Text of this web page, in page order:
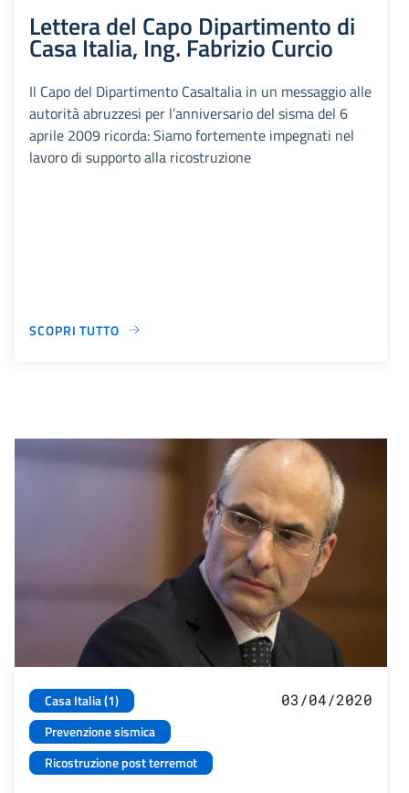
Lettera del Capo Dipartimento di
Casa Italia, Ing. Fabrizio Curcio
Il Capo del Dipartimento CasaItalia in un messaggio alle
autorità abruzzesi per l’anniversario del sisma del 6
aprile 2009 ricorda: Siamo fortemente impegnati nel
lavoro di supporto alla ricostruzione
SCOPRI TUTTO
Casa Italia (1)
Prevenzione sismica
Ricostruzione post terremot
03/04/2020